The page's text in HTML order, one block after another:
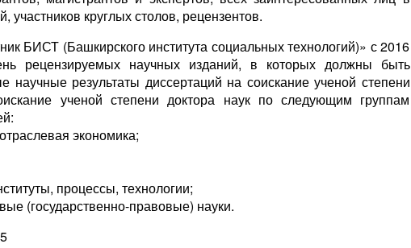
участников круглых столов, рецензентов.
БИСТ (Башкирского института социальных технологий)» с 2016
рецензируемых научных изданий, в которых должны быть
научные результаты диссертаций на соискание ученой степени
ученой степени доктора наук по следующим группам
экономика;
процессы, технологии;
(государственно-правовые) науки.